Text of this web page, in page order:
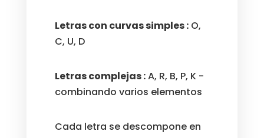
Letras con curvas simples :O,
C, U, D
Letras complejas :A, R, B, P, K -
combinando varios elementos
Cada letra se descompone en